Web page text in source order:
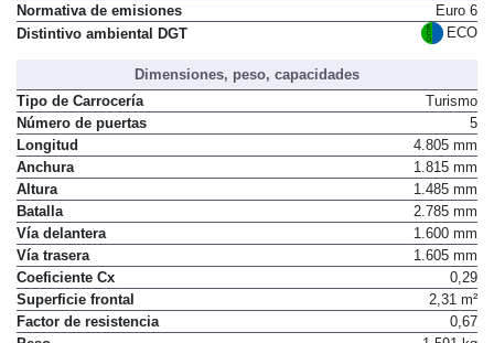
Normativa de emisiones
Euro 6
Distintivo ambiental DGT
ECO
Dimensiones, peso, capacidades
Tipo de Carrocería
Turismo
Número de puertas
5
Longitud
4.805 mm
Anchura
1.815 mm
Altura
1.485 mm
Batalla
2.785 mm
Vía delantera
1.600 mm
Vía trasera
1.605 mm
Coeficiente Cx
0,29
Superficie frontal
2,31 m²
Factor de resistencia
0,67